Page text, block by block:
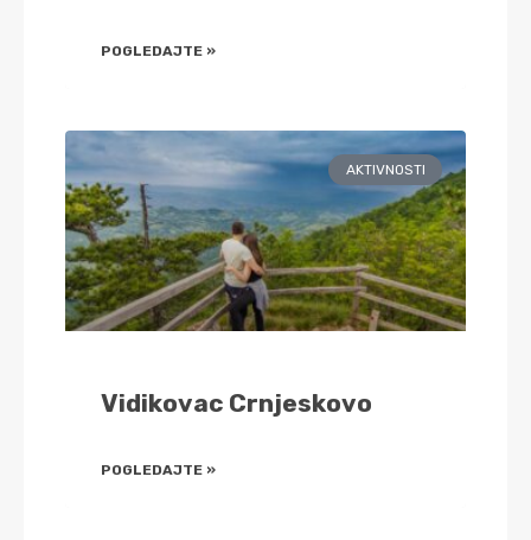
POGLEDAJTE »
AKTIVNOSTI
Vidikovac Crnjeskovo
POGLEDAJTE »